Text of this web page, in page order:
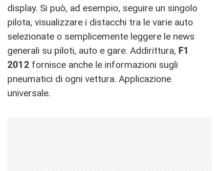
display. Si può, ad esempio, seguire un singolo
pilota, visualizzare i distacchi tra le varie auto
selezionate o semplicemente leggere le news
generali su piloti, auto e gare. Addirittura, F1
2012fornisce anche le informazioni sugli
pneumatici di ogni vettura. Applicazione
universale.